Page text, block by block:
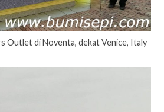
Outlet di Noventa, dekat Venice, Italy